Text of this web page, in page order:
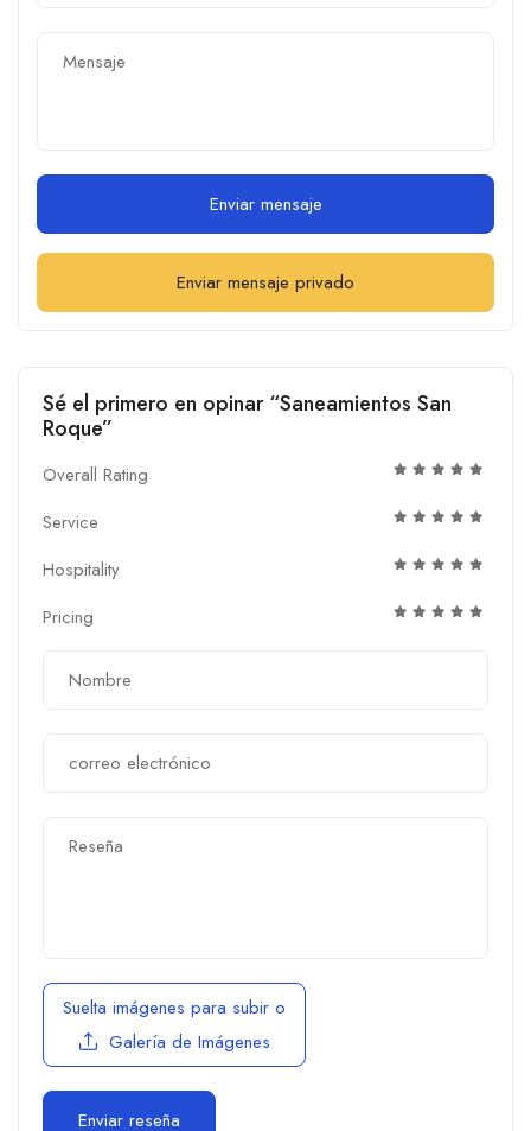
Enviar mensaje
Enviar mensaje privado
Sé el primero en opinar “Saneamientos San
Roque”
Overall Rating
Service
Hospitality
Pricing
Suelta imágenes para subir o
Galería de Imágenes